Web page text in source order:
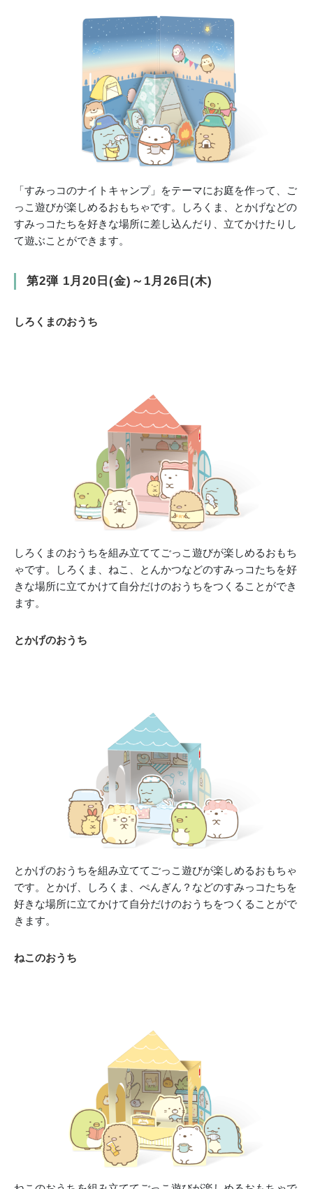
「すみっコのナイトキャンプ」をテーマにお庭を作って、ご
っこ遊びが楽しめるおもちゃです。しろくま、とかげなどの
すみっコたちを好きな場所に差し込んだり、立てかけたりし
て遊ぶことができます。
第2弾 1月20日(金)～1月26日(木)
しろくまのおうち
しろくまのおうちを組み立ててごっこ遊びが楽しめるおもち
ゃです。しろくま、ねこ、とんかつなどのすみっコたちを好
きな場所に立てかけて自分だけのおうちをつくることができ
ます。
とかげのおうち
とかげのおうちを組み立ててごっこ遊びが楽しめるおもちゃ
です。とかげ、しろくま、ぺんぎん？などのすみっコたちを
好きな場所に立てかけて自分だけのおうちをつくることがで
きます。
ねこのおうち